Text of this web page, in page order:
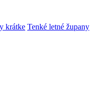
krátke Tenké letné župany